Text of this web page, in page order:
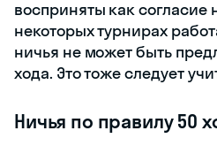
восприняты как согласие
некоторых турнирах
ничья не может быть
хода. Это тоже следует
Ничья по правилу 50